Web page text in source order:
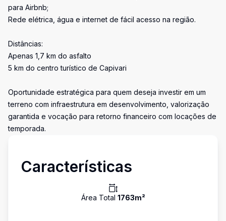
para Airbnb;
Rede elétrica, água e internet de fácil acesso na região.
Distâncias:
Apenas 1,7 km do asfalto
5 km do centro turístico de Capivari
Oportunidade estratégica para quem deseja investir em um
terreno com infraestrutura em desenvolvimento, valorização
garantida e vocação para retorno financeiro com locações de
temporada.
Características
Área Total 1763m²